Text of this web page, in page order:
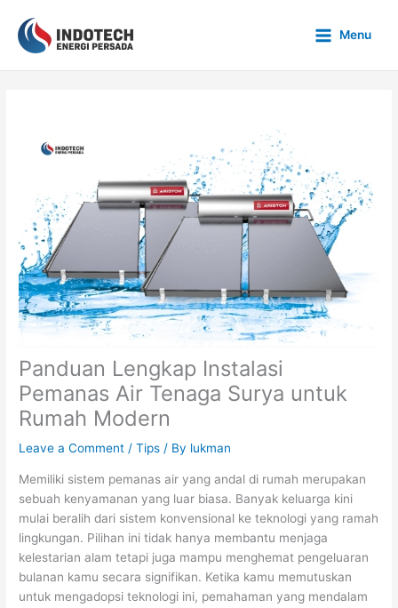
content
Menu
Panduan Lengkap Instalasi
Pemanas Air Tenaga Surya untuk
Rumah Modern
Leave a Comment /Tips / By lukman
Memiliki sistem pemanas air yang andal di rumah merupakan
sebuah kenyamanan yang luar biasa. Banyak keluarga kini
mulai beralih dari sistem konvensional ke teknologi yang ramah
lingkungan. Pilihan ini tidak hanya membantu menjaga
kelestarian alam tetapi juga mampu menghemat pengeluaran
bulanan kamu secara signifikan. Ketika kamu memutuskan
untuk mengadopsi teknologi ini, pemahaman yang mendalam